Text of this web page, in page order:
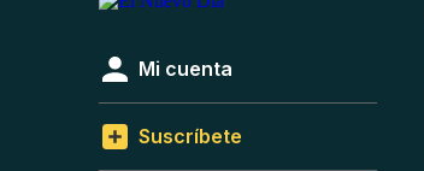
Mi cuenta
Suscríbete